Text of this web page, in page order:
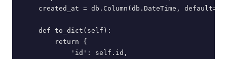
created_at = db.Column(db.DateTime,
    def to_dict(self):
        return {
            'id': self.id,